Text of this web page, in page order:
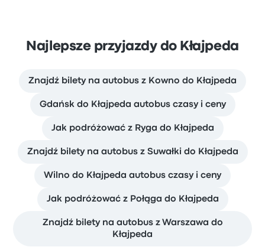
Najlepsze przyjazdy do Kłajpeda
Znajdź bilety na autobus z Kowno do Kłajpeda
Gdańsk do Kłajpeda autobus czasy i ceny
Jak podróżować z Ryga do Kłajpeda
Znajdź bilety na autobus z Suwałki do Kłajpeda
Wilno do Kłajpeda autobus czasy i ceny
Jak podróżować z Połąga do Kłajpeda
Znajdź bilety na autobus z Warszawa do
Kłajpeda